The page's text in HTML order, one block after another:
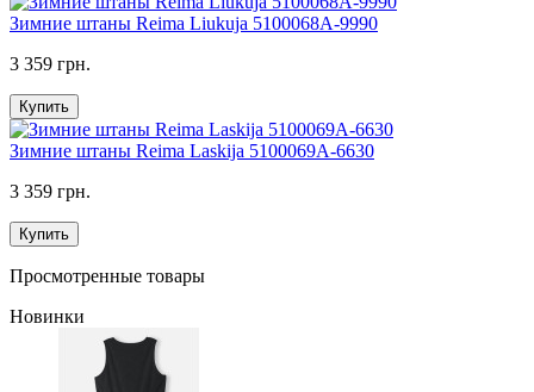
Зимние штаны Reima Liukuja 5100068A-9990
3 359 грн.
Купить
Зимние штаны Reima Laskija 5100069A-6630
3 359 грн.
Купить
Просмотренные товары
Новинки